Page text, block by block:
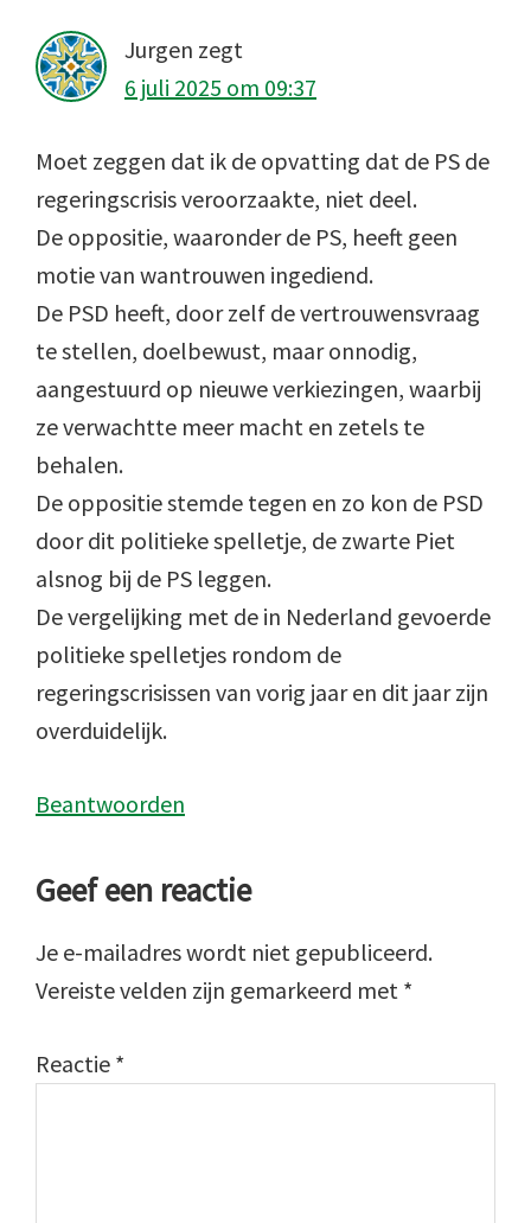
Jurgen zegt
6 juli 2025 om 09:37
Moet zeggen dat ik de opvatting dat de PS de
regeringscrisis veroorzaakte, niet deel.
De oppositie, waaronder de PS, heeft geen
motie van wantrouwen ingediend.
De PSD heeft, door zelf de vertrouwensvraag
te stellen, doelbewust, maar onnodig,
aangestuurd op nieuwe verkiezingen, waarbij
ze verwachtte meer macht en zetels te
behalen.
De oppositie stemde tegen en zo kon de PSD
door dit politieke spelletje, de zwarte Piet
alsnog bij de PS leggen.
De vergelijking met de in Nederland gevoerde
politieke spelletjes rondom de
regeringscrisissen van vorig jaar en dit jaar zijn
overduidelijk.
Beantwoorden
Geef een reactie
Je e-mailadres wordt niet gepubliceerd.
Vereiste velden zijn gemarkeerd met *
Reactie *